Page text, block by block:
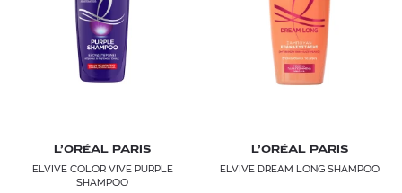
L’ORÉAL PARIS
ELVIVE COLOR VIVE PURPLE
SHAMPOO
L’ORÉAL PARIS
ELVIVE DREAM LONG SHAMPOO